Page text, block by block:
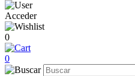
Acceder
0
0